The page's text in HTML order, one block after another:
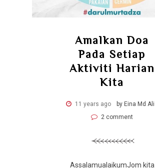
Amalkan Doa
Pada Setiap
Aktiviti Harian
Kita
11 years ago
by Eina Md Ali
2 comment
AssalamualaikumJom kita